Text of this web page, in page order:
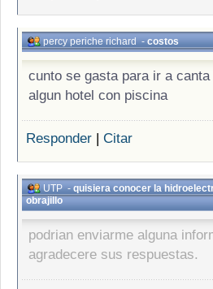
percy periche richard-costos
cunto se gasta para ir a
algun hotel con piscina
Responder | Citar
UTP-quisiera conocer la
obrajillo
podrian enviarme alguna
agradecere sus respuestas.